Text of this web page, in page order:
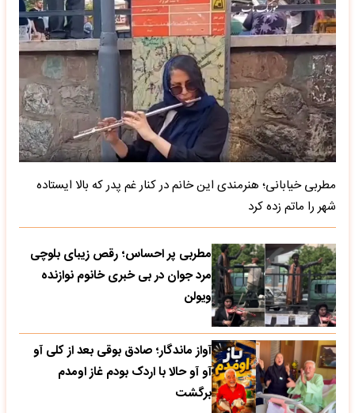
مطربی خیابانی؛ هنرمندی این خانم در کنار غم پدر که بالا ایستاده
شهر را ماتم زده کرد
مطربی پر احساس؛ رقص زیبای بلوچی
مرد جوان در بی خبری خانوم نوازنده
ویولن
آواز ماندگار؛ صادق بوقی بعد از کلی آو
آو آو حالا با اردک بودم غاز اومدم
برگشت